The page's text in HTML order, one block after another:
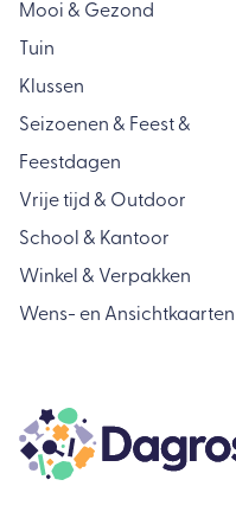
Mooi & Gezond
Tuin
Klussen
Seizoenen & Feest &
Feestdagen
Vrije tijd & Outdoor
School & Kantoor
Winkel & Verpakken
Wens- en Ansichtkaarten